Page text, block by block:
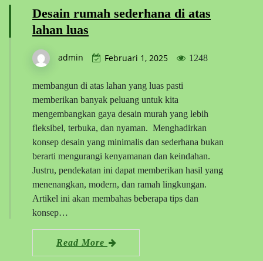
Desain rumah sederhana di atas
lahan luas
admin Februari 1, 2025 1248
membangun di atas lahan yang luas pasti
memberikan banyak peluang untuk kita
mengembangkan gaya desain murah yang lebih
fleksibel, terbuka, dan nyaman. Menghadirkan
konsep desain yang minimalis dan sederhana bukan
berarti mengurangi kenyamanan dan keindahan.
Justru, pendekatan ini dapat memberikan hasil yang
menenangkan, modern, dan ramah lingkungan.
Artikel ini akan membahas beberapa tips dan
konsep…
Read More